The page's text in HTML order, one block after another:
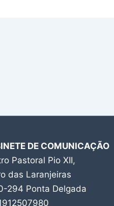
DE COMUNICAÇÃO
Pastoral Pio XII,
das Laranjeiras
294 Ponta Delgada